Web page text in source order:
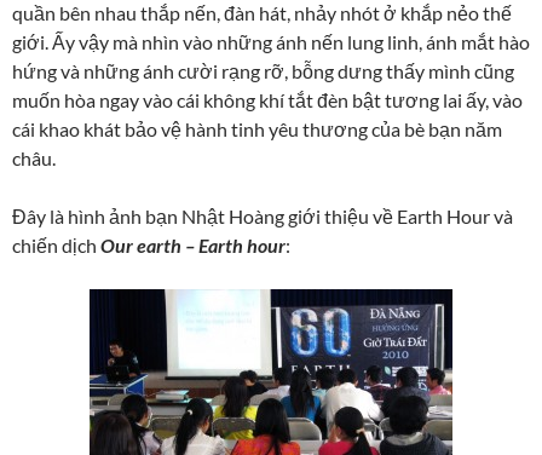
quần bên nhau thắp nến, đàn hát, nhảy nhót ở khắp nẻo thế
giới. Ấy vậy mà nhìn vào những ánh nến lung linh, ánh mắt hào
hứng và những ánh cười rạng rỡ, bỗng dưng thấy mình cũng
muốn hòa ngay vào cái không khí tắt đèn bật tương lai ấy, vào
cái khao khát bảo vệ hành tinh yêu thương của bè bạn năm
châu.
Đây là hình ảnh bạn Nhật Hoàng giới thiệu về Earth Hour và
chiến dịch Our earth – Earth hour: